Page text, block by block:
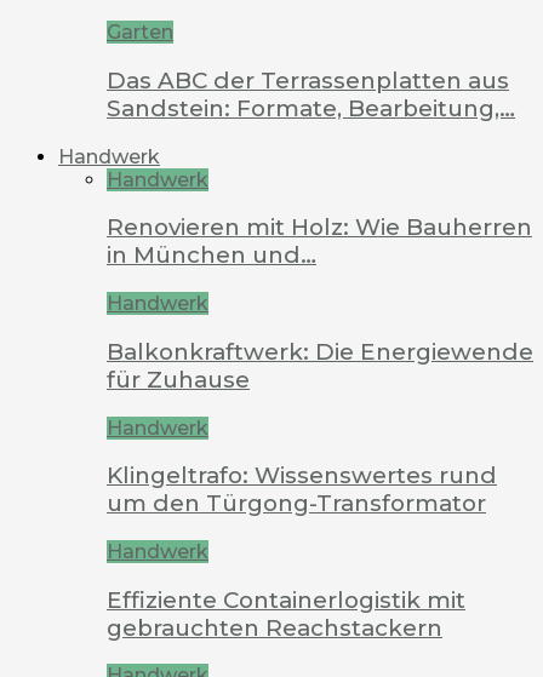
Garten
Das ABC der Terrassenplatten aus
Sandstein: Formate, Bearbeitung,…
Handwerk
Handwerk
Renovieren mit Holz: Wie Bauherren
in München und…
Handwerk
Balkonkraftwerk: Die Energiewende
für Zuhause
Handwerk
Klingeltrafo: Wissenswertes rund
um den Türgong-Transformator
Handwerk
Effiziente Containerlogistik mit
gebrauchten Reachstackern